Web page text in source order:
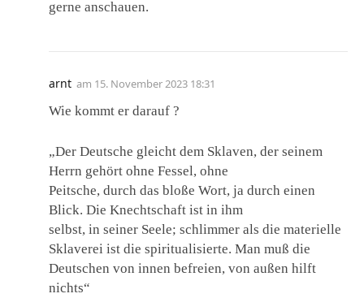
gerne anschauen.
arnt am 15. November 2023 18:31
Wie kommt er darauf ?
„Der Deutsche gleicht dem Sklaven, der seinem
Herrn gehört ohne Fessel, ohne
Peitsche, durch das bloße Wort, ja durch einen
Blick. Die Knechtschaft ist in ihm
selbst, in seiner Seele; schlimmer als die materielle
Sklaverei ist die spiritualisierte. Man muß die
Deutschen von innen befreien, von außen hilft
nichts“